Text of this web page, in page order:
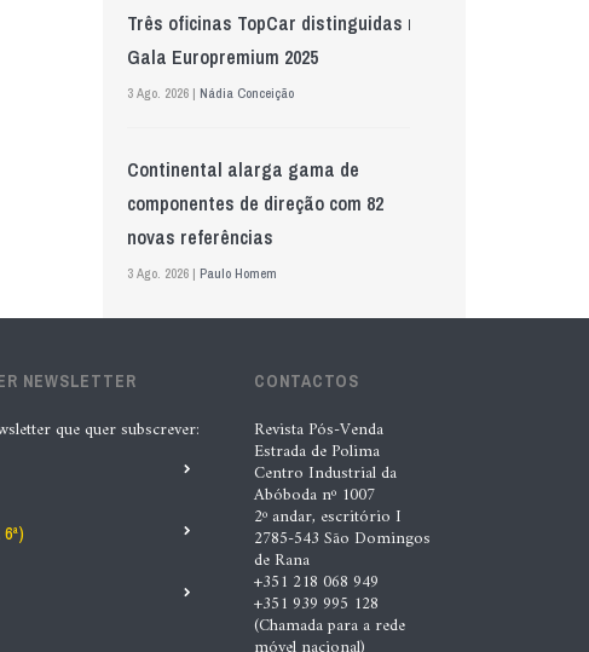
Três oficinas TopCar distinguidas na
Gala Europremium 2025
3 Ago. 2026 | Nádia Conceição
Continental alarga gama de
componentes de direção com 82
novas referências
3 Ago. 2026 | Paulo Homem
controlo de qualidade
5 Ago. 2026 | Nádia Conceição
GS Pro Tyres assume representação
exclusiva da Laufenn em Portugal
Paulo Homem
Wolf mostra nova geração de
NEWSLETTER
que quer subscrever:
CONTACTOS
Revista Pós-Venda
Estrada de Polima
Centro Industrial da
Abóboda nº 1007
2º andar, escritório I
2785-543 São Domingos
de Rana
+351 218 068 949
+351 939 995 128
(Chamada para a rede